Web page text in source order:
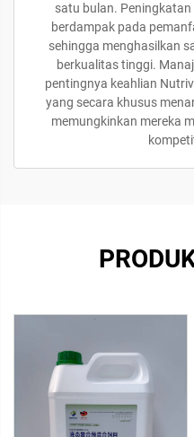
satu bulan.
berdampak pada
sehingga menghasilkan
berkualitas tinggi.
pentingnya keahlian
yang secara khusus
memungkinkan mereka